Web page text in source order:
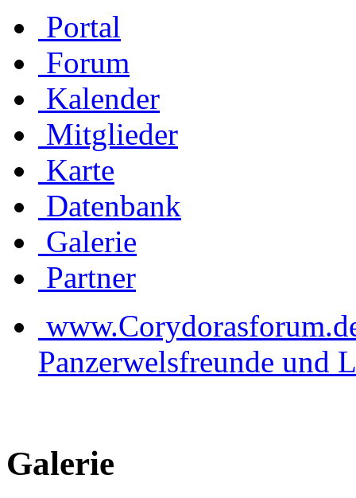
Portal
Forum
Kalender
Mitglieder
Karte
Datenbank
Galerie
Partner
Panzerwelsfreunde und
Galerie